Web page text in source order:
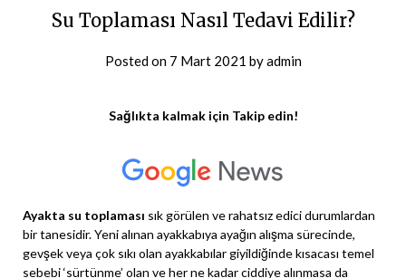
Su Toplaması Nasıl Tedavi Edilir?
Posted on 7 Mart 2021 byadmin
Sağlıkta kalmak için Takip edin!
Ayakta su toplaması sık görülen ve rahatsız edici durumlardan
bir tanesidir. Yeni alınan ayakkabıya ayağın alışma sürecinde,
gevşek veya çok sıkı olan ayakkabılar giyildiğinde kısacası temel
sebebi ‘sürtünme’ olan ve her ne kadar ciddiye alınmasa da